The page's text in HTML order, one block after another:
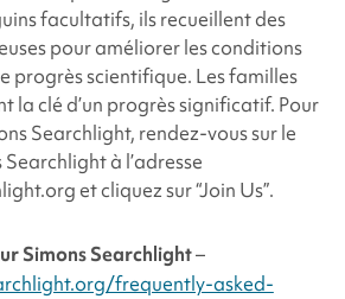
facultatifs, ils recueillent des
pour améliorer les conditions
progrès scientifique. Les familles
la clé d’un progrès significatif. Pour
Searchlight, rendez-vous sur le
à l’adresse
et cliquez sur “Join Us”.
Simons Searchlight–
frequently-asked-